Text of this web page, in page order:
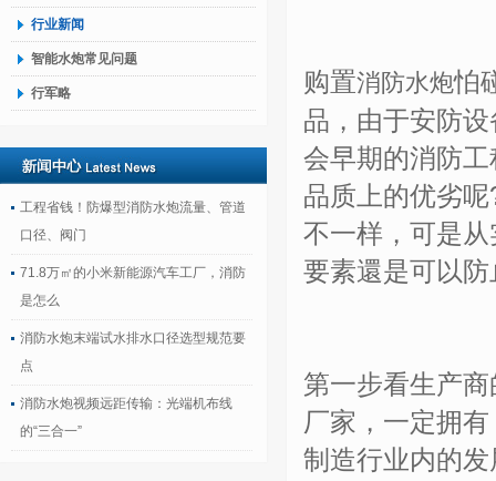
行业新闻
智能水炮常见问题
行军略
工程省钱！防爆型消防水炮流量、管道
口径、阀门
71.8万㎡的小米新能源汽车工厂，消防
是怎么
消防水炮末端试水排水口径选型规范要
点
消防水炮视频远距传输：光端机布线
的“三合一”
购置消防水炮怕
品，由于安防
会早期的消防
品质上的优劣
不一样，可是
要素還是可以
第一步看生产
厂家，一定拥
制造行业内的